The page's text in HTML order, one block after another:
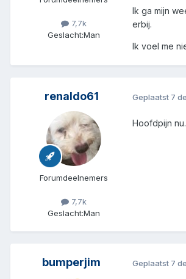
7,7k
Geslacht:Man
Ik ga mijn
erbij.
Ik voel me
renaldo61
Forumdeelnemers
7,7k
Geslacht:Man
Geplaatst 7
Hoofdpijn nu.
bumperjim Geplaatst 7